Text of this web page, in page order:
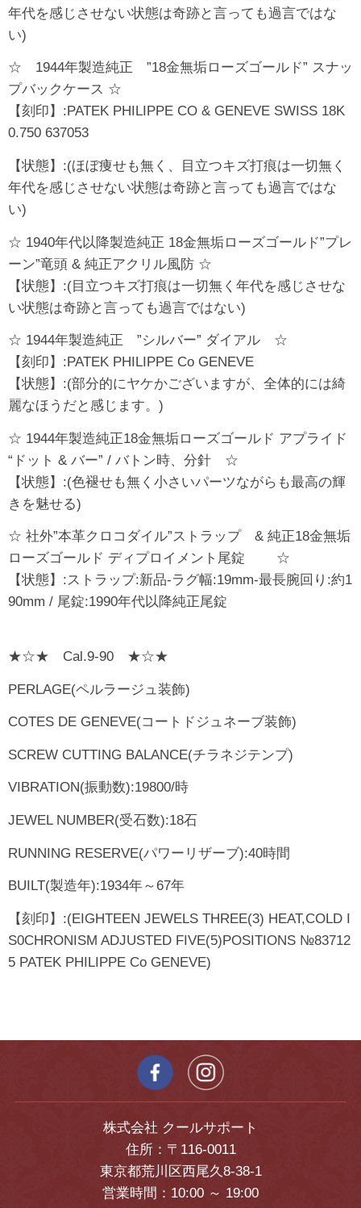
年代を感じさせない状態は奇跡と言っても過言ではな
い)
☆ 1944年製造純正 ”18金無垢ローズゴールド” スナッ
プバックケース ☆
【刻印】:PATEK PHILIPPE CO & GENEVE SWISS 18K
0.750 637053
【状態】:(ほぼ痩せも無く、目立つキズ打痕は一切無く
年代を感じさせない状態は奇跡と言っても過言ではな
い)
☆ 1940年代以降製造純正 18金無垢ローズゴールド”プレ
ーン”竜頭 & 純正アクリル風防 ☆
【状態】:(目立つキズ打痕は一切無く年代を感じさせな
い状態は奇跡と言っても過言ではない)
☆ 1944年製造純正 ”シルバー” ダイアル ☆
【刻印】:PATEK PHILIPPE Co GENEVE
【状態】:(部分的にヤケかございますが、全体的には綺
麗なほうだと感じます。)
☆ 1944年製造純正18金無垢ローズゴールド アプライド
“ドット & バー” / バトン時、分針 ☆
【状態】:(色褪せも無く小さいパーツながらも最高の輝
きを魅せる)
☆ 社外”本革クロコダイル”ストラップ & 純正18金無垢
ローズゴールド ディプロイメント尾錠 ☆
【状態】:ストラップ:新品-ラグ幅:19mm-最長腕回り:約1
90mm / 尾錠:1990年代以降純正尾錠
★☆★ Cal.9-90 ★☆★
PERLAGE(ペルラージュ装飾)
COTES DE GENEVE(コートドジュネーブ装飾)
SCREW CUTTING BALANCE(チラネジテンプ)
VIBRATION(振動数):19800/時
JEWEL NUMBER(受石数):18石
RUNNING RESERVE(パワーリザーブ):40時間
BUILT(製造年):1934年～67年
【刻印】:(EIGHTEEN JEWELS THREE(3) HEAT,COLD I
S0CHRONISM ADJUSTED FIVE(5)POSITIONS №83712
5 PATEK PHILIPPE Co GENEVE)
株式会社 クールサポート
住所：〒116-0011
東京都荒川区西尾久8-38-1
営業時間：10:00 ～ 19:00